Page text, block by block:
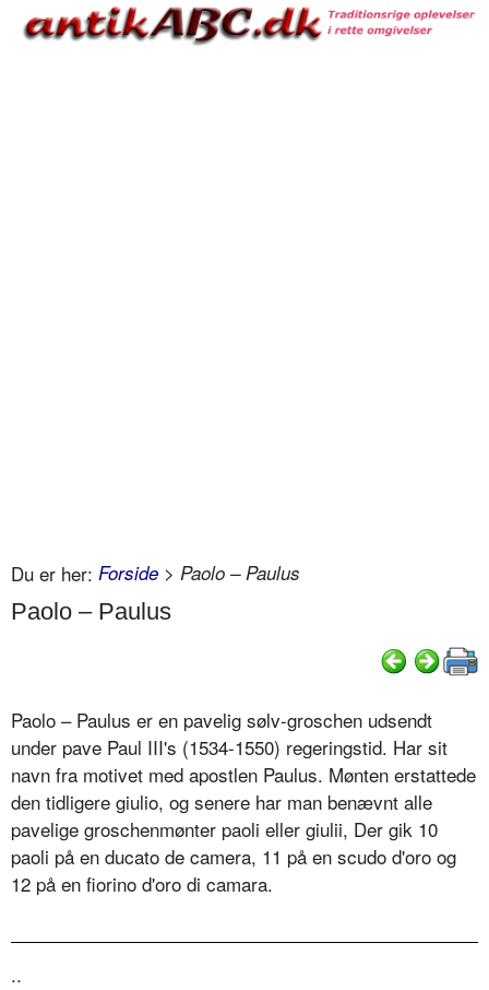
Du er her: Forside > Paolo – Paulus
Paolo – Paulus
Paolo – Paulus er en pavelig sølv-groschen udsendt
under pave Paul III's (1534-1550) regeringstid. Har sit
navn fra motivet med apostlen Paulus. Mønten erstattede
den tidligere giulio, og senere har man benævnt alle
pavelige groschenmønter paoli eller giulii, Der gik 10
paoli på en ducato de camera, 11 på en scudo d'oro og
12 på en fiorino d'oro di camara.
..